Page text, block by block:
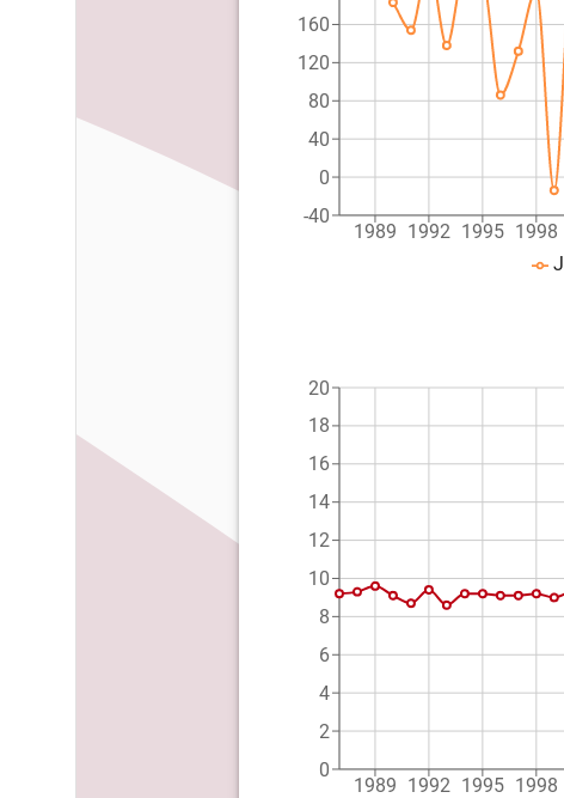
1989 1992 1995 1998
-40
0
40
80
120
160
1989 1992 1995 1998
0
2
4
6
8
10
12
14
16
18
20